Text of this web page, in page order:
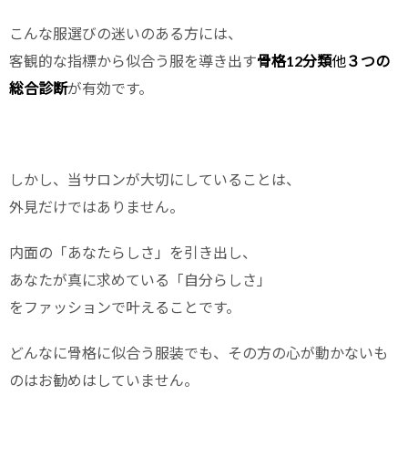
こんな服選びの迷いのある方には、
客観的な指標から似合う服を導き出す骨格12分類他３つの
総合診断が有効です。
しかし、当サロンが大切にしていることは、
外見だけではありません。
内面の「あなたらしさ」を引き出し、
あなたが真に求めている「自分らしさ」
をファッションで叶えることです。
どんなに骨格に似合う服装でも、その方の心が動かないも
のはお勧めはしていません。